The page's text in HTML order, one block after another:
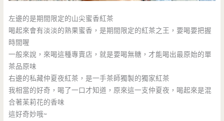
左邊的是期間限定的山尖蜜香紅茶
喝起來會有淡淡的熟果蜜香，是期間限定的紅茶之王，要喝要把握
時間喔
一般來說，來喝這種專賣店，就是要喝無糖，才能喝出最原始的單
茶品原味
右邊的私藏仲夏夜紅茶，是一手茶師獨製的獨家紅茶
我相當的好奇，喝了一口才知道，原來這一支仲夏夜，喝起來是混
合著苿莉花的香味
這好奇妙哦~